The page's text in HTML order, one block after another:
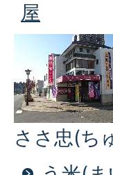
屋
ささ忠(ち